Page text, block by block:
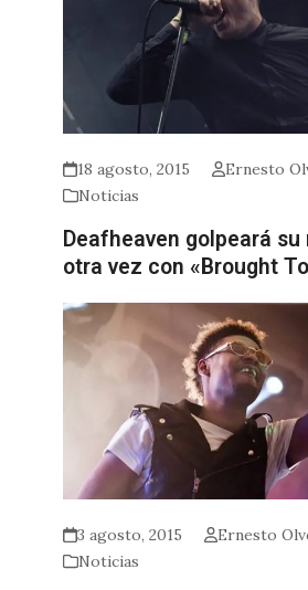
18 agosto, 2015
Ernesto
Noticias
Deafheaven golpeará
otra vez con «Brought
3 agosto, 2015
Ernesto
Noticias